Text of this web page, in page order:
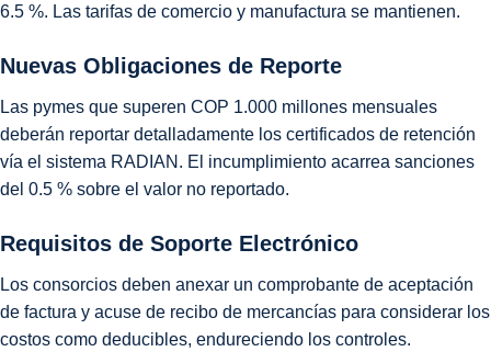
6.5 %. Las tarifas de comercio y manufactura se mantienen.
Nuevas Obligaciones de Reporte
Las pymes que superen COP 1.000 millones mensuales
deberán reportar detalladamente los certificados de retención
vía el sistema RADIAN. El incumplimiento acarrea sanciones
del 0.5 % sobre el valor no reportado.
Requisitos de Soporte Electrónico
Los consorcios deben anexar un comprobante de aceptación
de factura y acuse de recibo de mercancías para considerar los
costos como deducibles, endureciendo los controles.